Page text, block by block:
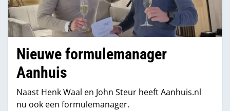
Nieuwe formulemanager
Aanhuis
Naast Henk Waal en John Steur heeft Aanhuis.nl
nu ook een formulemanager.